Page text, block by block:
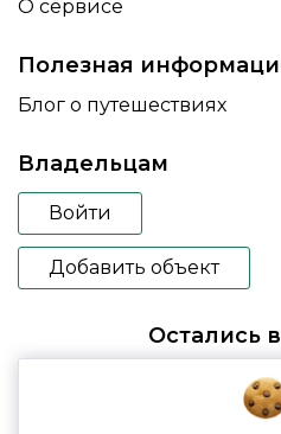
О сервисе
Полезная
Блог о путешествиях
Владельцам
Войти
Добавить объект
Остались